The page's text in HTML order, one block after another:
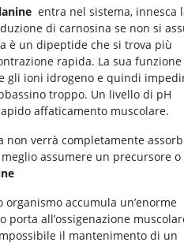
entra nel sistema, innesca
di carnosina se non si
è un dipeptide che si trova più
rapida. La sua funzione
gli ioni idrogeno e quindi
troppo. Un livello di pH
affaticamento muscolare.
non verrà completamente
assumere un precursore
accumula un’enorme
all’ossigenazione
il mantenimento di un